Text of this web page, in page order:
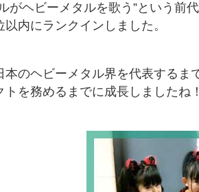
がヘビーメタルを歌う”という前
以内にランクインしました。
本のヘビーメタル界を代表するま
トを務めるまでに成長しましたね！